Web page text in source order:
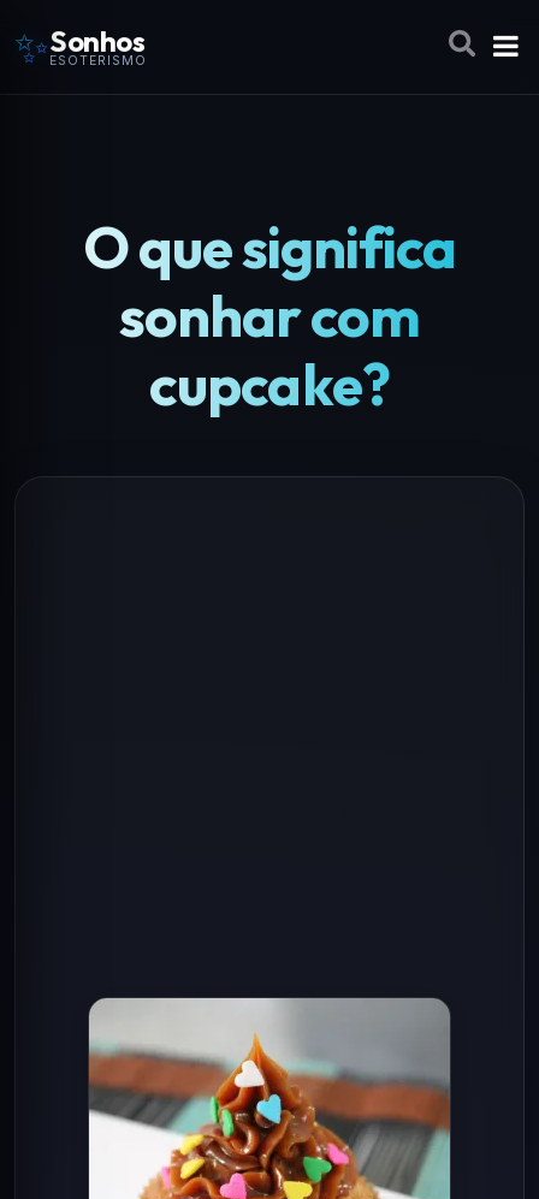
✨Sonhos
ESOTERISMO
O que significa
sonhar com
cupcake?